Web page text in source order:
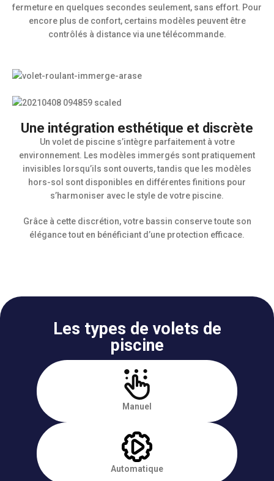
fermeture en quelques secondes seulement, sans effort. Pour
encore plus de confort, certains modèles peuvent être
contrôlés à distance via une télécommande.
Une intégration esthétique et discrète
Un volet de piscine s’intègre parfaitement à votre
environnement. Les modèles immergés sont pratiquement
invisibles lorsqu’ils sont ouverts, tandis que les modèles
hors-sol sont disponibles en différentes finitions pour
s’harmoniser avec le style de votre piscine.
Grâce à cette discrétion, votre bassin conserve toute son
élégance tout en bénéficiant d’une protection efficace.
Les types de volets de
piscine
Manuel
Automatique